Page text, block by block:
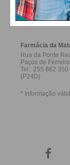
FERREIRA